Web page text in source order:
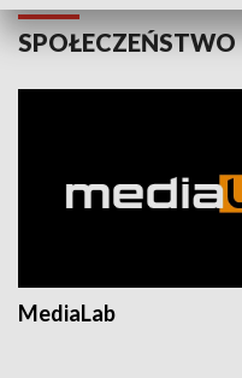
SPOŁECZEŃSTWO
MediaLab